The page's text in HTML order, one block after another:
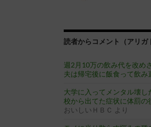
読者からコメント（アリガ
週2月10万の飲み代を改め
夫は帰宅後に飯食って飲み
大学に入ってメンタル壊し
校から出てた症状に体罰の
おいしいＨＢＣ より